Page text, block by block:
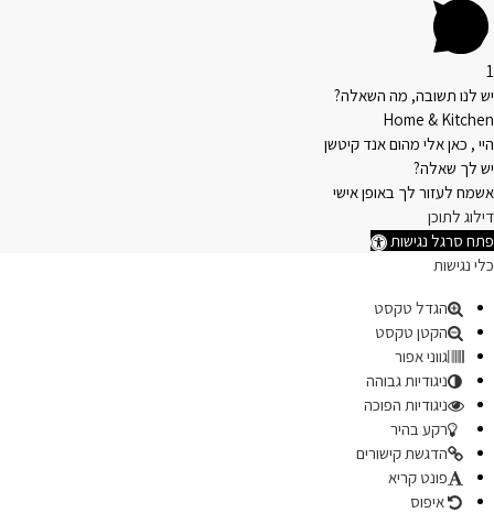
1
יש לנו תשובה, מה השאלה?
Home & Kitchen
היי , כאן אלי מהום אנד קיטשן
יש לך שאלה?
אשמח לעזור לך באופן אישי
דילוג לתוכן
פתח סרגל נגישות
כלי נגישות
הגדל טקסט
הקטן טקסט
גווני אפור
ניגודיות גבוהה
ניגודיות הפוכה
רקע בהיר
הדגשת קישורים
פונט קריא
איפוס